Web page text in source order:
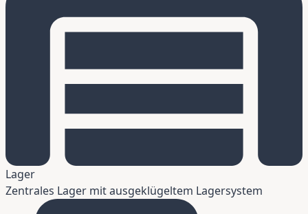
Lager
Zentrales Lager mit ausgeklügeltem Lagersystem